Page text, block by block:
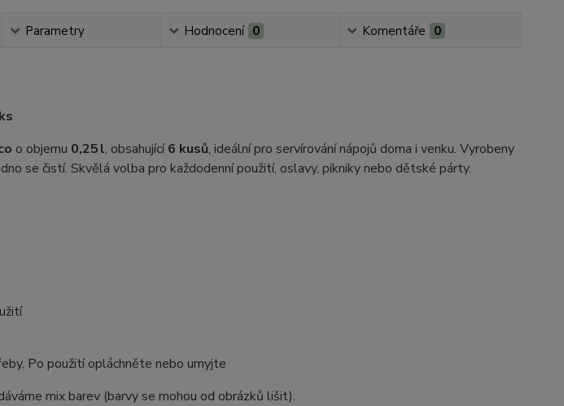
Parametry Hodnocení 0 Komentáře 0
o objemu 0,25 l, obsahující6 kusů, ideální pro servírování nápojů doma i venku. Vyrobeny
se čistí. Skvělá volba pro každodenní použití, oslavy, pikniky nebo dětské párty.
Po použití opláchněte nebo umyjte
mix barev (barvy se mohou od obrázků lišit).